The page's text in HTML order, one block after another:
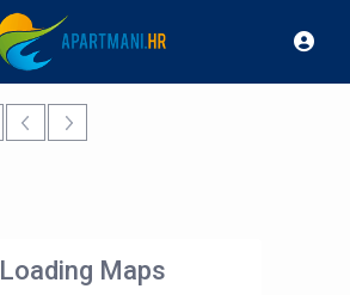
Loading Maps